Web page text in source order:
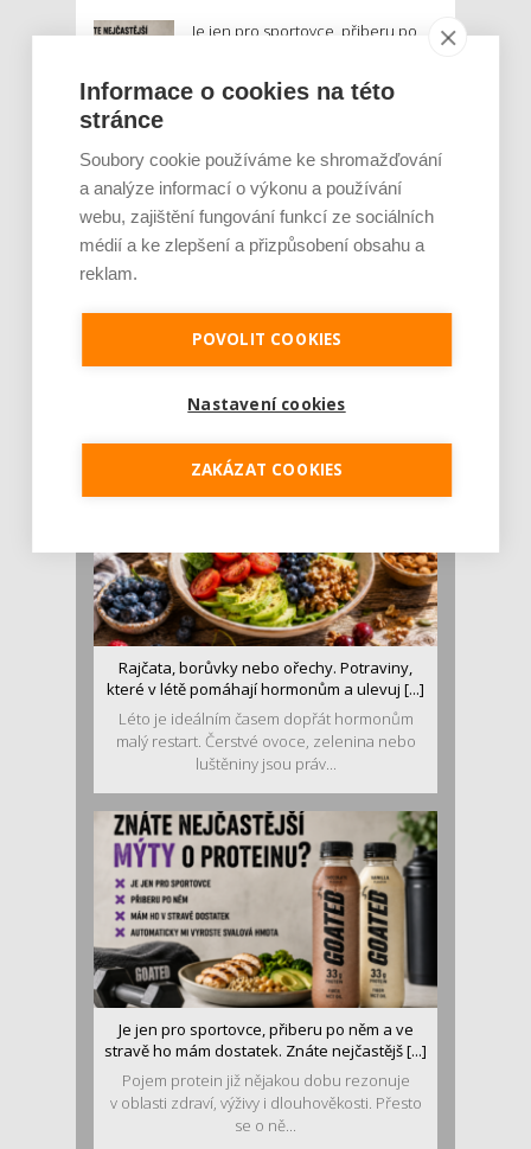
Je jen pro sportovce, přiberu po
sedm měsíců 200 tisíc
proteinových drinků. Reaguje na
poptávku po funkčním a čistém
složení
navigace
MOHLO BY VÁS ZAJÍMAT:
Rajčata, borůvky nebo ořechy. Potraviny,
které v létě pomáhají hormonům a ulevuj [...]
Léto je ideálním časem dopřát hormonům
malý restart. Čerstvé ovoce, zelenina nebo
luštěniny jsou práv...
Je jen pro sportovce, přiberu po něm a ve
stravě ho mám dostatek. Znáte nejčastějš [...]
Pojem protein již nějakou dobu rezonuje
v oblasti zdraví, výživy i dlouhověkosti. Přesto
se o ně...
Informace o cookies na této
stránce
Soubory cookie používáme ke shromažďování
a analýze informací o výkonu a používání
webu, zajištění fungování funkcí ze sociálních
médií a ke zlepšení a přizpůsobení obsahu a
reklam.
POVOLIT COOKIES
Nastavení cookies
ZAKÁZAT COOKIES